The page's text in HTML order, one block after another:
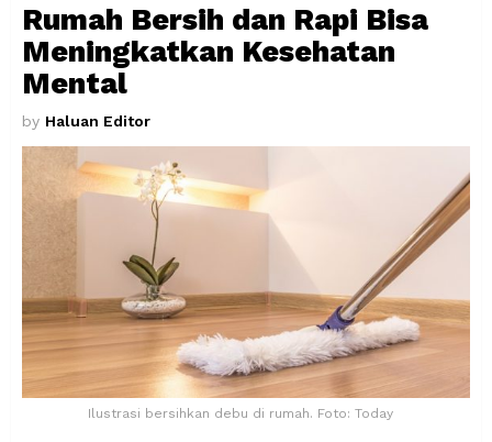
Rumah Bersih dan Rapi Bisa
Meningkatkan Kesehatan
Mental
by Haluan Editor
Ilustrasi bersihkan debu di rumah. Foto: Today